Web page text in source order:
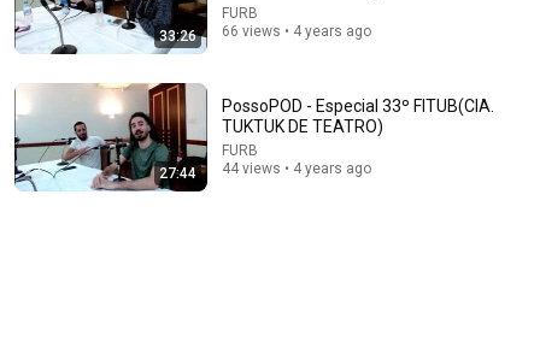
33:26
FURB
66 views • 4 years ago
27:44
PossoPOD - Especial 33º FITUB(CIA.
TUKTUK DE TEATRO)
FURB
44 views • 4 years ago